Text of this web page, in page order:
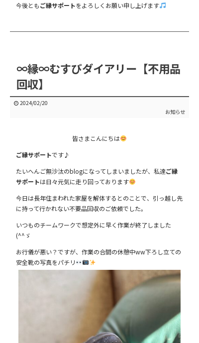
今後ともご縁サポートをよろしくお願い申し上げます
∞縁∞むすびダイアリー【不用品
回収】
2024/02/20
お知らせ
皆さまこんにちは
ご縁サポートです♪
たいへんご無沙汰のblogになってしまいましたが、私達ご縁
サポートは日々元気に走り回っております
今日は長年住まわれた家屋を解体するとのことで、引っ越し先
に持って行かれない不要品回収のご依頼でした。
いつものチームワークで想定外に早く作業が終了しました
(^^ゞ
お行儀が悪い？ですが、作業の合間の休憩中ww下ろし立ての
安全靴の写真をパチリ